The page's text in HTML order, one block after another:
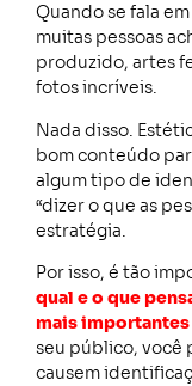
Quando se fala
muitas pessoas
produzido, artes
fotos incríveis.
Nada disso.
bom conteúdo
algum tipo de
“dizer o que as
estratégia.
Por isso, é tão
qual e o que
mais
seu público, você
causem